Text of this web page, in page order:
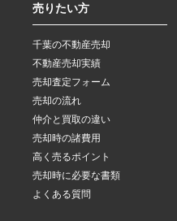
売りたい方
千葉の不動産売却
不動産売却実績
売却査定フォーム
売却の流れ
仲介と買取の違い
売却時の諸費用
高く売るポイント
売却時に必要な書類
よくある質問